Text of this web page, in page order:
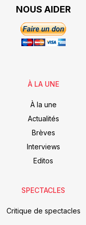
NOUS AIDER
À LA UNE
À la une
Actualités
Brèves
Interviews
Editos
SPECTACLES
Critique de spectacles